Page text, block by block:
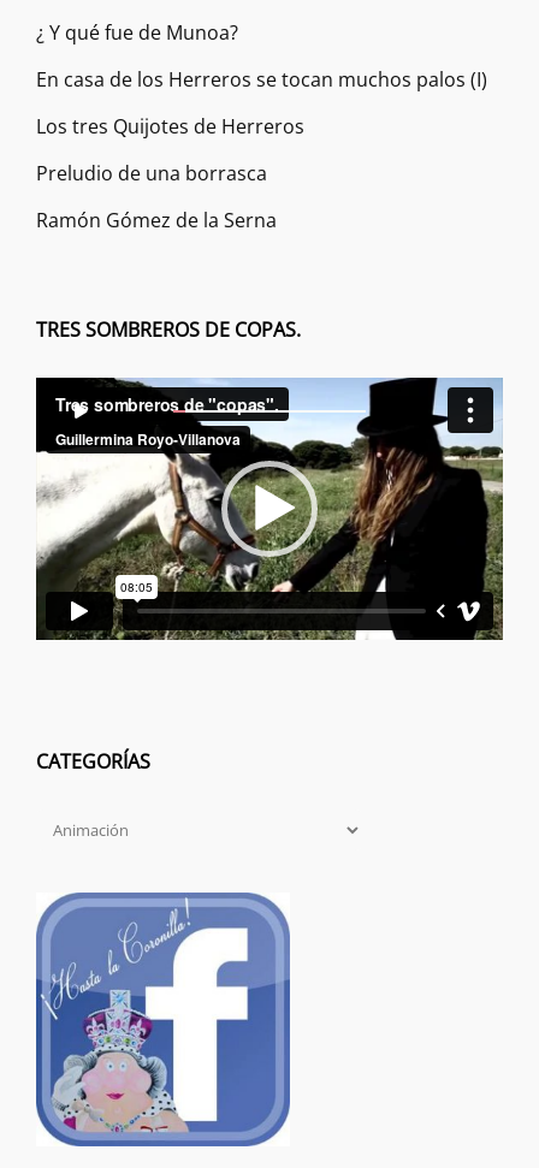
¿ Y qué fue de Munoa?
En casa de los Herreros se tocan muchos palos (I)
Los tres Quijotes de Herreros
Preludio de una borrasca
Ramón Gómez de la Serna
TRES SOMBREROS DE COPAS.
Reproductor
vídeo
00:00
CATEGORÍAS
Categorías